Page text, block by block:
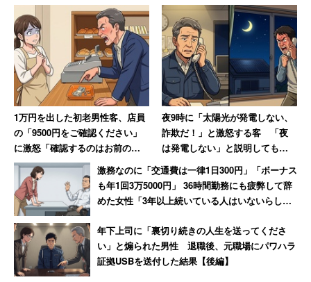
した。設計部はグループによって雰囲気がずいぶん
違うようでしたが、所属していた部署はかなりおお
らかで自由な雰囲気で、人間関係で悩まされたりと
いうことがなく、仕事に集中できました」（竹中工
務店／CADオペレーター／20代後半女性／年収400
万円）
といった口コミが寄せられている。同社は今から400年以
上前の1610年に創業された老舗の大手総合建設会社。大
阪に本社を置き、「あべのハルカス」などのラ ンドマー
クを手がけている。長時間労働になりがちな建設業界にお
いて、ICT(情報通信技術)やBIM(ビルディング・インフォ
メーション・モデリング)、ロボットの活用などにより、
負担軽減や生産性向上に向けて動いている。こうした取り
1万円を出した初老男性客、店員
の「9500円をご確認ください」
に激怒「確認するのはお前の仕
事だろ!」→妻には頭が上がらず
大人しくなる
夜9時に「太陽光が発電しない、
詐欺だ！」と激怒する客 「夜
は発電しない」と説明しても
「すぐに来い！」
激務なのに「交通費は一律1日300円」「ボーナス
も年1回3万5000円」 36時間勤務にも疲弊して辞
めた女性「3年以上続いている人はいないらし
年下上司に「裏切り続きの人生を送ってくださ
い」と煽られた男性 退職後、元職場にパワハラ
証拠USBを送付した結果【後編】